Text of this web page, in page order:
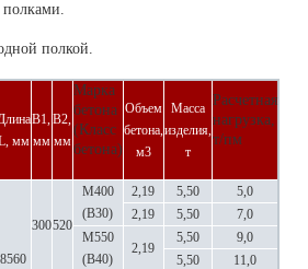
полками.
полкой.
мм
В1,
мм
В2,
мм
Марка
бетона
(Класс
бетона)
Объем
бетона,
м3
Масса
изделия,
т
Расчетная
нагрузка,
т/пм
8560
300520
М400
(В30)
2,19 5,50
5,0
2,19 5,50
7,0
М550
(В40)
2,19
5,50
9,0
5,50 11,0